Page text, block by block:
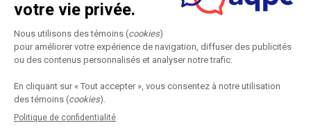
Maximum 25 dans la formule «Exploration»
Public cible
qui mettent au programme de leurs cours des activités que les
étudiants réalisent en équipe; aux professeurs qui voudraient le
faire, mais qui s’en abstiennent parce qu’ils n’ont pas encore trouvé
de moyens pour évaluer justement les apprentissages de chacun